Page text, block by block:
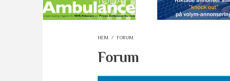
HEM / FORUM
Forum